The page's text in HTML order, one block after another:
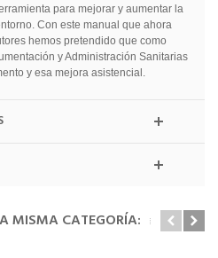
para mejorar y aumentar la
Con este manual que ahora
hemos pretendido que como
y Administración Sanitarias
y esa mejora asistencial.
MISMA CATEGORÍA: